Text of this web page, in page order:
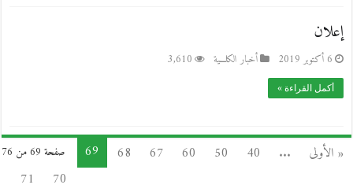
إعلان
6 أكتوبر 2019 أخبار الكلـــية 3,610
أكمل القراءة »
صفحة 69 من 76 « الأولى ...
40
50
60
67
68
69
70
71